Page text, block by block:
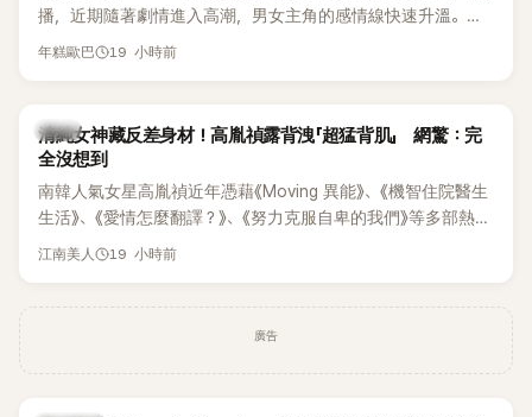
播，近期隨著劇情進入高潮，男女主角的感情線快速升溫。最
新播出的第8集不僅上演火辣吻戲，更接連出現床戲橋段，讓
年糕歐巴 19 小時前
韓星
清純女神藏反差身材！高胤禎露背洩「超猛背肌」 網驚：完
全沒想到
南韓人氣女星高胤禎近年憑藉《Moving 異能》、《機智住院醫生
生活》、《愛情怎麼翻譯？》、《努力克服自卑的我們》等多部熱門
作品，躍升為韓劇新一代女神代表，不僅演技備受肯定，精緻
傻直呼：「原來她身材這麼猛！」
江南美人 19 小時前
廣告